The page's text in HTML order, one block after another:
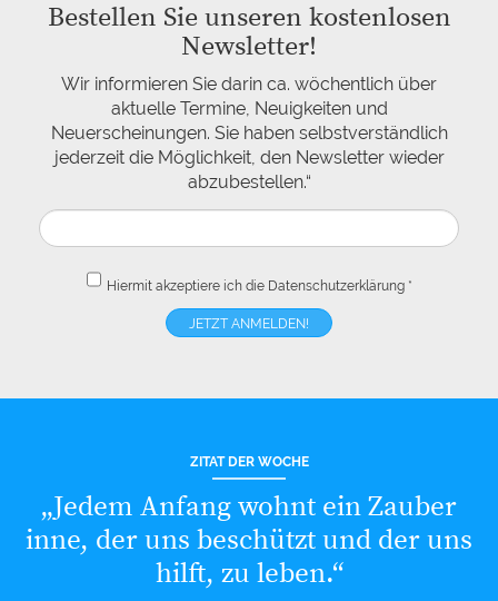
Bestellen Sie unseren kostenlosen
Newsletter!
Wir informieren Sie darin ca. wöchentlich über
aktuelle Termine, Neuigkeiten und
Neuerscheinungen. Sie haben selbstverständlich
jederzeit die Möglichkeit, den Newsletter wieder
abzubestellen.“
Hiermit akzeptiere ich die Datenschutzerklärung*
ZITAT DER WOCHE
„Jedem Anfang wohnt ein Zauber
inne, der uns beschützt und der uns
hilft, zu leben.“